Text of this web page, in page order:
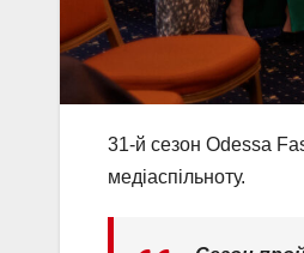
31-й сезон Odessa
медіаспільноту.